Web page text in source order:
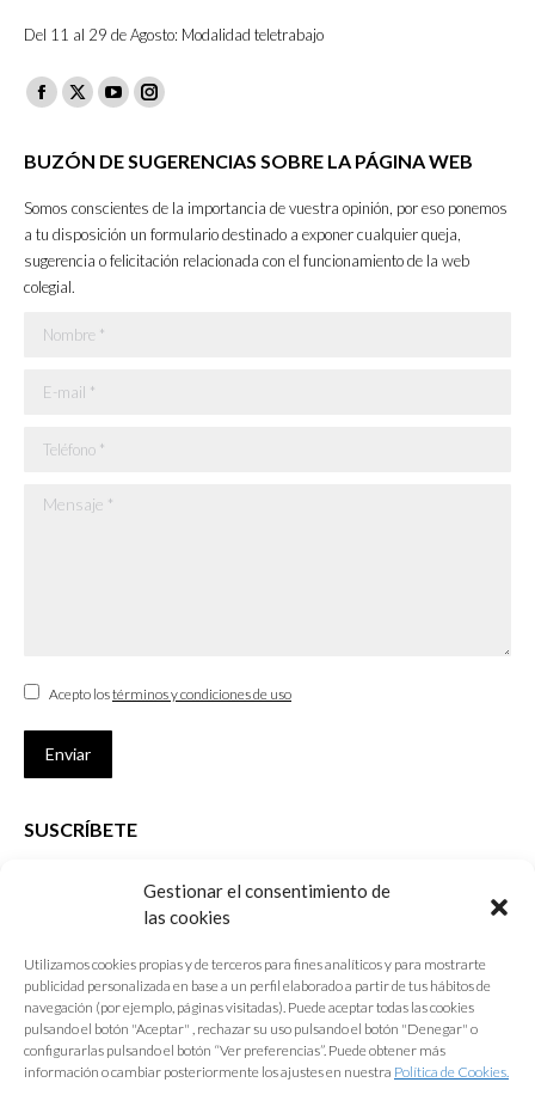
Gestionar el consentimiento de
las cookies
Utilizamos cookies propias y de terceros para fines analíticos y para mostrarte
publicidad personalizada en base a un perfil elaborado a partir de tus hábitos de
navegación (por ejemplo, páginas visitadas). Puede aceptar todas las cookies
pulsando el botón "Aceptar" , rechazar su uso pulsando el botón "Denegar" o
configurarlas pulsando el botón “Ver preferencias”. Puede obtener más
información o cambiar posteriormente los ajustes en nuestra Política de Cookies.
Del 11 al 29 de Agosto: Modalidad teletrabajo
Facebook
opens
new
window
X
opens
new
window
YouTube
opens
new
window
Instagram
opens
in
new
window
BUZÓN DE SUGERENCIAS SOBRE LA PÁGINA WEB
Somos conscientes de la importancia de vuestra opinión, por eso ponemos
a tu disposición un formulario destinado a exponer cualquier queja,
sugerencia o felicitación relacionada con el funcionamiento de la web
colegial.
Nombre *
E-mail *
Teléfono *
Mensaje *
Acepto lostérminos y condiciones de uso
Enviar
SUSCRÍBETE
que desarrolla el Colegio de Arquitectos de Cádiz
E-mail *
Acepto lostérminos y condiciones de uso